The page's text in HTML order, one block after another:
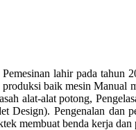
lahir pada tahun
produksi baik mesin
alat-alat potong,
Design). Pengenalan dan
membuat benda kerja